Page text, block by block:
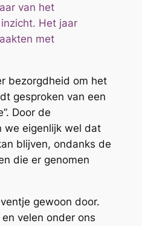
van het
Het jaar
met
bezorgdheid om het
gesproken van een
Door de
we eigenlijk wel dat
blijven, ondanks de
die er genomen
gewoon door.
velen onder ons